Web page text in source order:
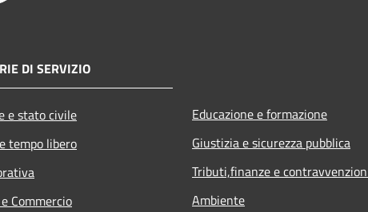
DI SERVIZIO
e stato civile
tempo libero
Commercio
Educazione e formazione
Giustizia e sicurezza pubblica
Tributi,finanze e
Ambiente